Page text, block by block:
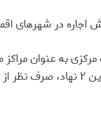
اجاره در شهرهای
مرکزی به عنوان